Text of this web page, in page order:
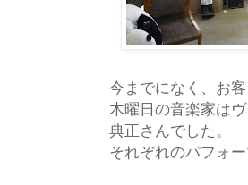
今までになく、お
木曜日の音楽家は
典正さんでした。
それぞれのパフォ